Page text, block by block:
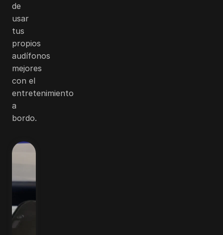
de
usar
tus
propios
audífonos
mejores
con el
entretenimiento
a
bordo.